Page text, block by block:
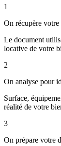
1
On récupère
Le document
locative de votre
2
On analyse pour
Surface,
réalité de votre
3
On prépare votre